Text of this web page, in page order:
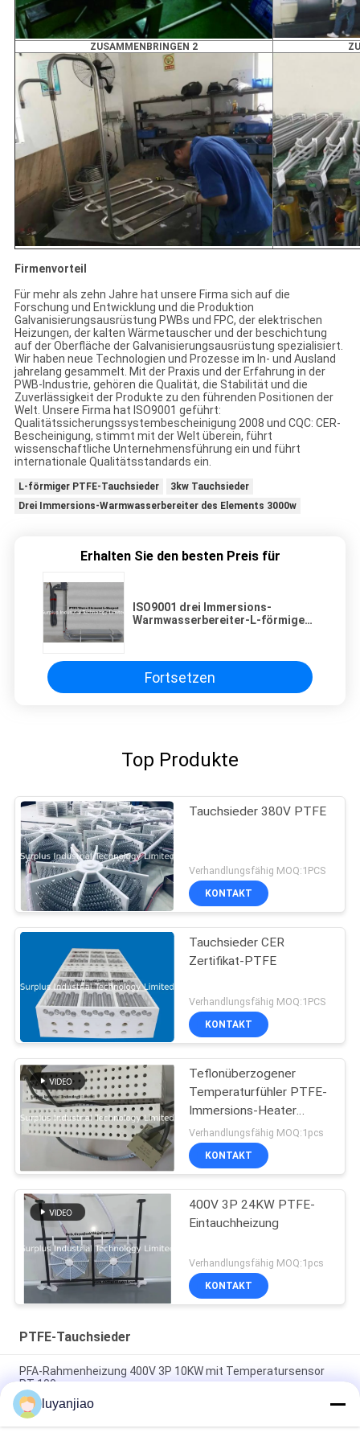
ZUSAMMENBRINGEN 2
Firmenvorteil
Für mehr als zehn Jahre hat unsere Firma sich auf die
Forschung und Entwicklung und die Produktion
Galvanisierungsausrüstung PWBs und FPC, der elektrischen
Heizungen, der kalten Wärmetauscher und der beschichtung
auf der Oberfläche der Galvanisierungsausrüstung spezialisiert.
Wir haben neue Technologien und Prozesse im In- und Ausland
jahrelang gesammelt. Mit der Praxis und der Erfahrung in der
PWB-Industrie, gehören die Qualität, die Stabilität und die
Zuverlässigkeit der Produkte zu den führenden Positionen der
Welt. Unsere Firma hat ISO9001 geführt:
Qualitätssicherungssystembescheinigung 2008 und CQC: CER-
Bescheinigung, stimmt mit der Welt überein, führt
wissenschaftliche Unternehmensführung ein und führt
internationale Qualitätsstandards ein.
L-förmiger PTFE-Tauchsieder
3kw Tauchsieder
Drei Immersions-Warmwasserbereiter des Elements 3000w
Erhalten Sie den besten Preis für
ISO9001 drei Immersions-
Warmwasserbereiter-L-förmige
Fortsetzen
Top Produkte
Tauchsieder 380V PTFE
Verhandlungsfähig MOQ:1PCS
KONTAKT
Tauchsieder CER
Zertifikat-PTFE
Verhandlungsfähig MOQ:1PCS
KONTAKT
Teflonüberzogener
Temperaturfühler PTFE-
Immersions-Heater
Withs PT100
Verhandlungsfähig MOQ:1pcs
KONTAKT
400V 3P 24KW PTFE-
Eintauchheizung
Verhandlungsfähig MOQ:1pcs
KONTAKT
PTFE-Tauchsieder
PFA-Rahmenheizung 400V 3P 10KW mit Temperatursensor
PT-100
230V einphasiges 1.5KW 190x190x40mm PFA/PTFE-
Immersion Heater With PT100
luyanjiao